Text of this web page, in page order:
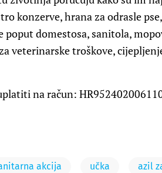
konzerve, hrana za odrasle
poput domestosa, sanitola,
veterinarske troškove,
na račun:
akcija učka azil